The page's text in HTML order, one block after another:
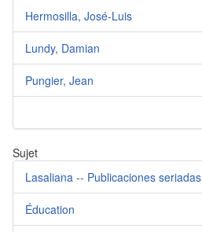
Hermosilla, José-Luis
Lundy, Damian
Pungier, Jean
Sujet
Lasaliana -- Publicaciones seriadas
Éducation